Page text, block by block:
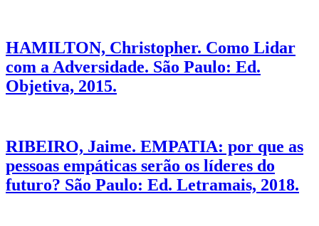
HAMILTON, Christopher. Como Lidar
com a Adversidade. São Paulo: Ed.
Objetiva, 2015.
RIBEIRO, Jaime. EMPATIA: por que as
pessoas empáticas serão os líderes do
futuro? São Paulo: Ed. Letramais, 2018.